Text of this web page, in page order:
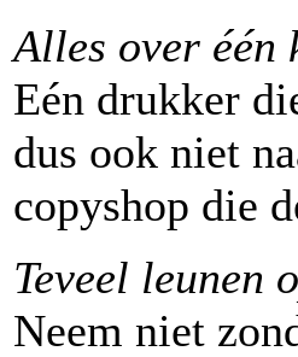
Alles over één
Eén drukker
dus ook niet
copyshop die
Teveel leunen
Neem niet